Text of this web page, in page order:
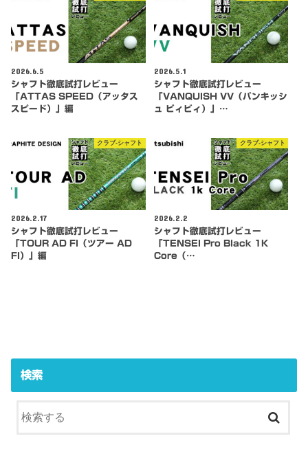
2026.6.5
シャフト徹底試打レビュー
「ATTAS SPEED（アッタス
スピード）」編
2026.5.1
シャフト徹底試打レビュー
「VANQUISH VV（バンキッシ
ュ ビィビィ）」…
クラブ-シャフト
2026.2.17
シャフト徹底試打レビュー
「TOUR AD FI（ツアー AD
FI）」編
クラブ-シャフト
2026.2.2
シャフト徹底試打レビュー
「TENSEI Pro Black 1K
Core（…
検索